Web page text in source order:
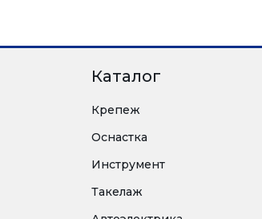
Каталог
Крепеж
Оснастка
Инструмент
Такелаж